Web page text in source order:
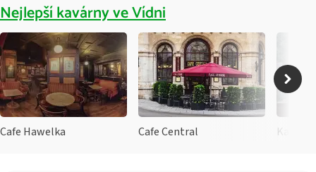
Nejlepší kavárny ve Vídni
Cafe Hawelka Cafe Central